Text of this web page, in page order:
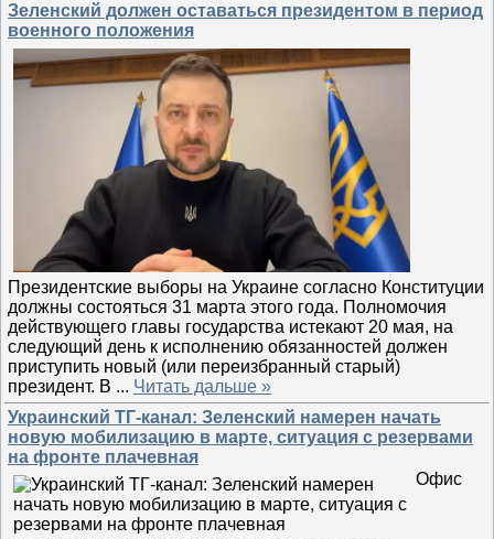
Зеленский должен оставаться президентом в период
военного положения
Президентские выборы на Украине согласно Конституции
должны состояться 31 марта этого года. Полномочия
действующего главы государства истекают 20 мая, на
следующий день к исполнению обязанностей должен
приступить новый (или переизбранный старый)
президент. В ... Читать дальше »
Украинский ТГ-канал: Зеленский намерен начать
новую мобилизацию в марте, ситуация с резервами
на фронте плачевная
Офис